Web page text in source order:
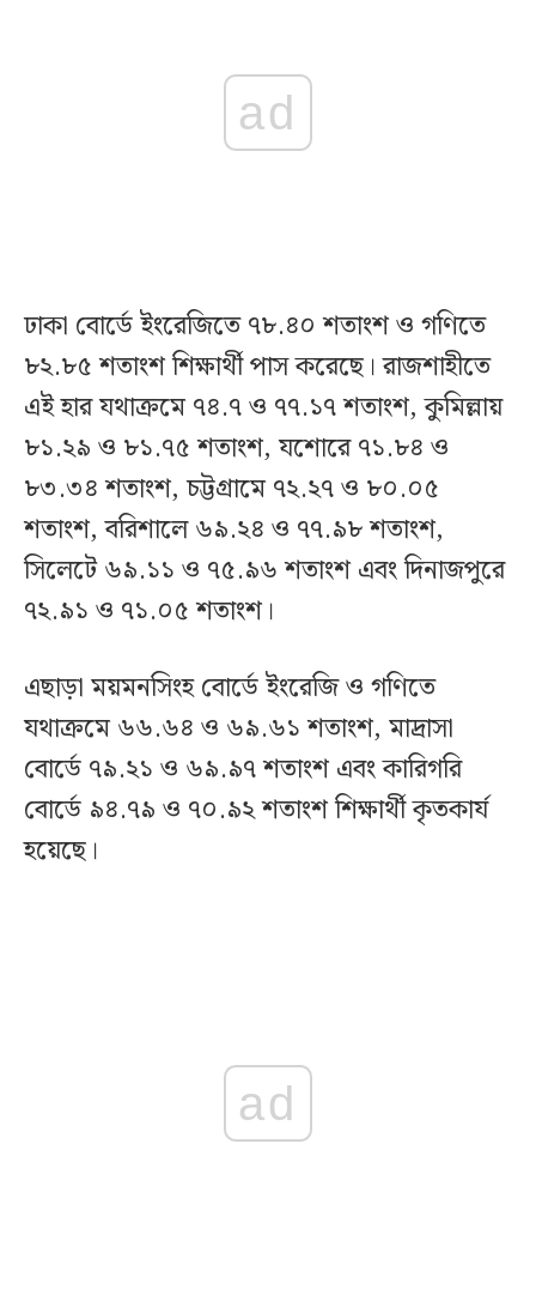
ad
ঢাকা বোর্ডে ইংরেজিতে ৭৮.৪০ শতাংশ ও গণিতে
৮২.৮৫ শতাংশ শিক্ষার্থী পাস করেছে। রাজশাহীতে
এই হার যথাক্রমে ৭৪.৭ ও ৭৭.১৭ শতাংশ, কুমিল্লায়
৮১.২৯ ও ৮১.৭৫ শতাংশ, যশোরে ৭১.৮৪ ও
৮৩.৩৪ শতাংশ, চট্টগ্রামে ৭২.২৭ ও ৮০.০৫
শতাংশ, বরিশালে ৬৯.২৪ ও ৭৭.৯৮ শতাংশ,
সিলেটে ৬৯.১১ ও ৭৫.৯৬ শতাংশ এবং দিনাজপুরে
৭২.৯১ ও ৭১.০৫ শতাংশ।
এছাড়া ময়মনসিংহ বোর্ডে ইংরেজি ও গণিতে
যথাক্রমে ৬৬.৬৪ ও ৬৯.৬১ শতাংশ, মাদ্রাসা
বোর্ডে ৭৯.২১ ও ৬৯.৯৭ শতাংশ এবং কারিগরি
বোর্ডে ৯৪.৭৯ ও ৭০.৯২ শতাংশ শিক্ষার্থী কৃতকার্য
হয়েছে।
ad